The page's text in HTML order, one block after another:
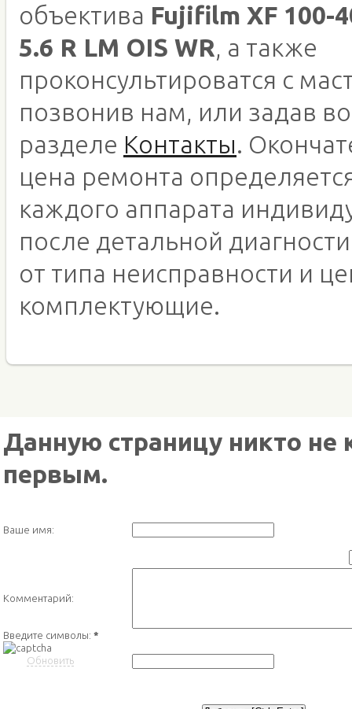
объектива Fujifilm XF 100-
5.6 R LM OIS WR, а также
проконсультироватся с
позвонив нам, или задав
разделе Контакты.
цена ремонта
каждого аппарата
после детальной
от типа неисправности и
комплектующие.
Данную страницу никто
первым.
Ваше имя:
Комментарий:
Введите символы: *
Обновить